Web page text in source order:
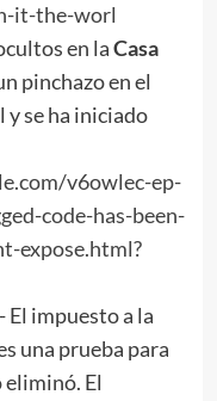
it-the-worl
en laCasa
pinchazo en el
se ha iniciado
v6owlec-ep-
code-has-been-
expose.html?
El impuesto a la
una prueba para
El